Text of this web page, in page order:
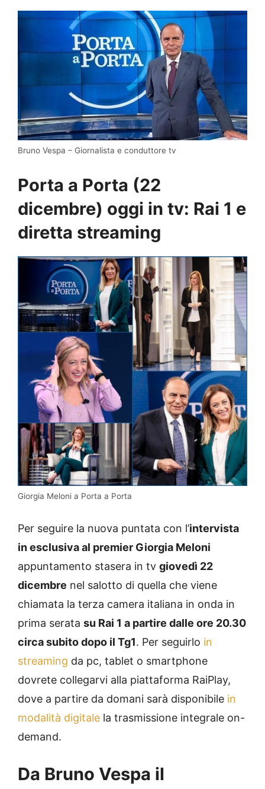
Bruno Vespa – Giornalista e conduttore tv
Porta a Porta (22
dicembre) oggi in tv: Rai 1 e
diretta streaming
Giorgia Meloni a Porta a Porta
Per seguire la nuova puntata con l’intervista
in esclusiva al premier Giorgia Meloni
appuntamento stasera in tv giovedì 22
dicembre nel salotto di quella che viene
chiamata la terza camera italiana in onda in
prima serata su Rai 1 a partire dalle ore 20.30
circa subito dopo il Tg1. Per seguirlo in
streaming da pc, tablet o smartphone
dovrete collegarvi alla piattaforma RaiPlay,
dove a partire da domani sarà disponibile in
modalità digitale la trasmissione integrale on-
demand.
Da Bruno Vespa il